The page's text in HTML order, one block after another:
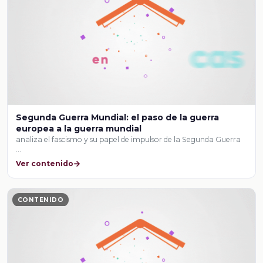
Segunda Guerra Mundial: el paso de la guerra
europea a la guerra mundial
analiza el fascismo y su papel de impulsor de la Segunda Guerra
Ver contenido
CONTENIDO